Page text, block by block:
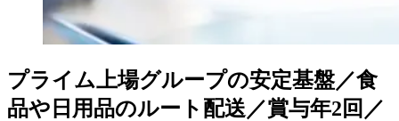
プライム上場グループの安定基盤／食
品や日用品のルート配送／賞与年2回／